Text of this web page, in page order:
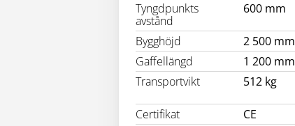
Tyngdpunkts
avstånd
600 mm
Bygghöjd 2 500 mm
Gaffellängd
1 200 mm
Transportvikt
512 kg
Certifikat
CE